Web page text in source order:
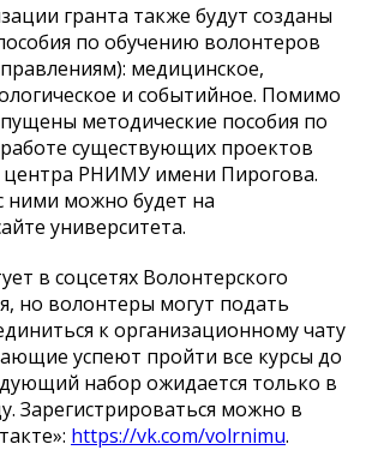
гранта также будут созданы
по обучению волонтеров
медицинское,
и событийное. Помимо
методические пособия по
существующих проектов
центра РНИМУ имени Пирогова.
ними можно будет на
университета.
в соцсетях Волонтерского
но волонтеры могут подать
к организационному чату
успеют пройти все курсы до
набор ожидается только в
Зарегистрироваться можно в
https://vk.com/volrnimu.